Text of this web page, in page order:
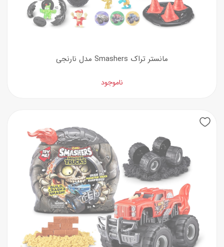
مانستر تراک Smashers مدل نارنجی
ناموجود